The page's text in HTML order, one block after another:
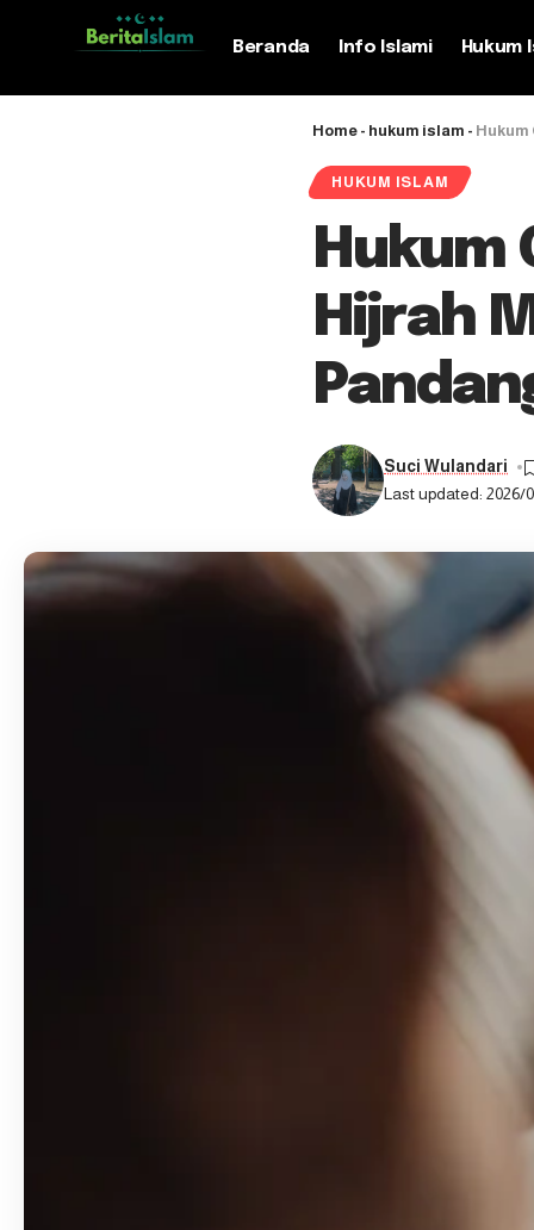
Beranda Info Islami Hukum
Home - hukum islam -
HUKUM ISLAM
Hukum
Hijrah
Last updated: 2026/
Suci Wulandari